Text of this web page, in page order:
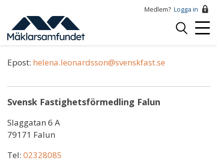
huvudinnehåll
Medlem? Logga in
Logga
Helena Leonardsson
Epost: helena.leonardsson@svenskfast.se
Svensk Fastighetsförmedling Falun
Slaggatan 6 A
79171 Falun
Tel: 02328085